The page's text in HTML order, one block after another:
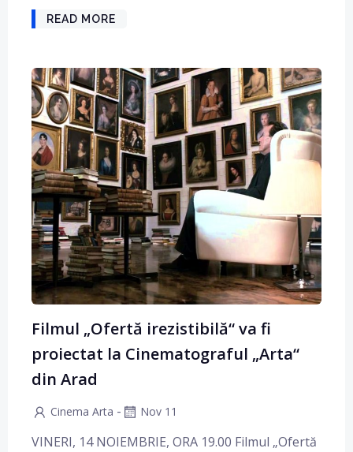
READ MORE
Filmul „Ofertă irezistibilă“ va fi
proiectat la Cinematograful „Arta“
din Arad
Cinema Arta - Nov 11
VINERI, 14 NOIEMBRIE, ORA 19.00 Filmul „Ofertă